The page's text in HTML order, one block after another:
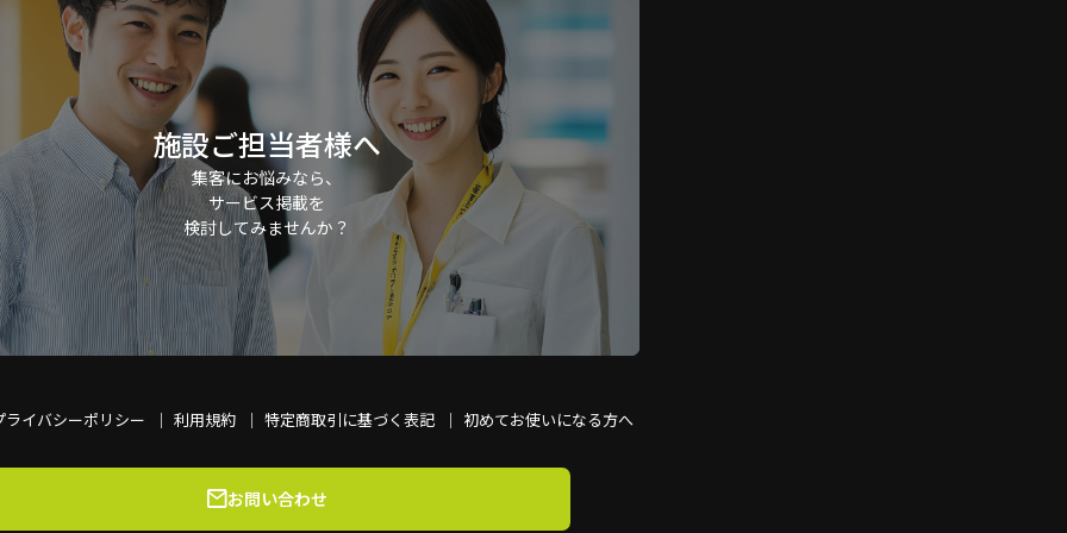
施設ご担当者様へ
集客にお悩みなら、
サービス掲載を
検討してみませんか？
ライバシーポリシー 利用規約 特定商取引に基づく表記 初めてお使いになる方へ
お問い合わせ